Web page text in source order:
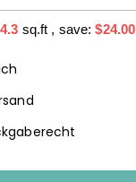
4.3 sq.ft , save:$24.00